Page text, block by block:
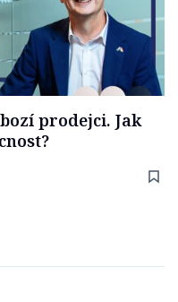
prodejci. Jak